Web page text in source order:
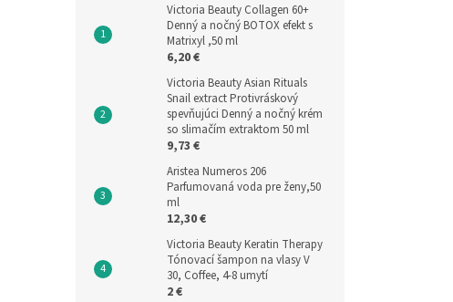
Victoria Beauty Collagen 60+
Denný a nočný BOTOX efekt s
Matrixyl ,50 ml
6,20 €
Victoria Beauty Asian Rituals
Snail extract Protivráskový
spevňujúci Denný a nočný krém
so slimačím extraktom 50 ml
9,73 €
Aristea Numeros 206
Parfumovaná voda pre ženy,50
ml
12,30 €
Victoria Beauty Keratin Therapy
Tónovací šampon na vlasy V
30, Coffee, 4-8 umytí
2 €